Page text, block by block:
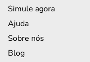
Simule agora
Ajuda
Sobre nós
Blog